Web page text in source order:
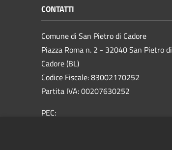
CONTATTI
Comune di San Pietro di Cadore
Piazza Roma n. 2 - 32040 San Pietro di
Cadore (BL)
Codice Fiscale: 83002170252
Partita IVA: 00207630252
PEC: